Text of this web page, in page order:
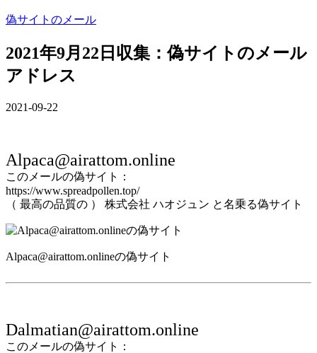
偽サイトのメール
2021年9月22日収集：偽サイトのメール
アドレス
2021-09-22
Alpaca@airattom.online
このメールの偽サイト：
https://www.spreadpollen.top/
（ 最高の品質の ） 株式会社 ハオジュン と名乗る偽サイト
Alpaca@airattom.onlineの偽サイト
Dalmatian@airattom.online
このメールの偽サイト：